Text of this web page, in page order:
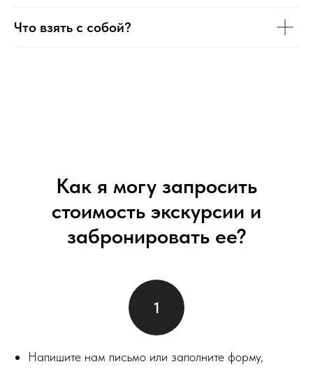
Что взять с собой?
Как я могу запросить
стоимость экскурсии и
забронировать ее?
Напишите нам письмо или заполните форму,